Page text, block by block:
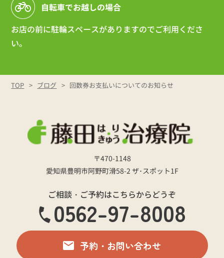
自転車でお越しの場合
お店の前に駐輪スペースがありますのでご利用くださ
い。
TOP ブログ 回数券お支払いについてのお知らせ
〒470-1148
愛知県豊明市阿野町滑58-2 ザ･スポット1F
ご相談・ご予約はこちらからどうぞ
0562-97-8008
予約・お問い合わせ